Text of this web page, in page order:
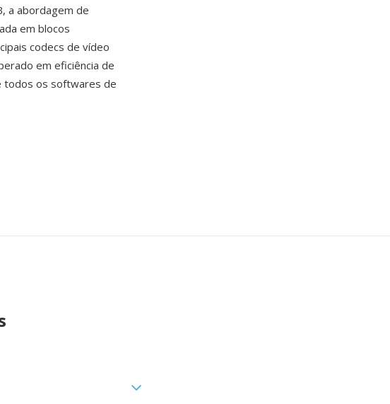
a abordagem de
em blocos
codecs de vídeo
em eficiência de
todos os softwares de